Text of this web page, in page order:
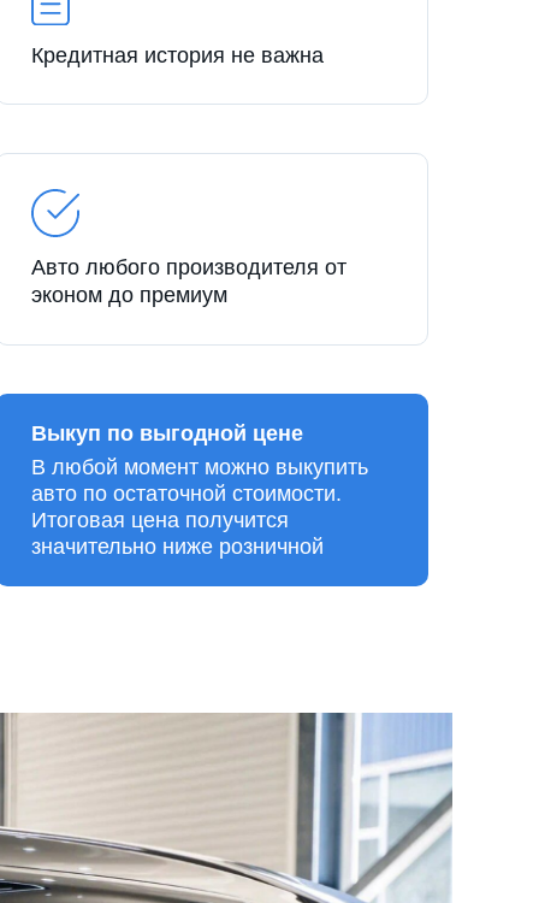
Кредитная история не важна
Авто любого производителя от
эконом до премиум
В любой момент можно выкупить
авто по остаточной стоимости.
Итоговая цена получится
значительно ниже розничной
Выкуп по выгодной цене